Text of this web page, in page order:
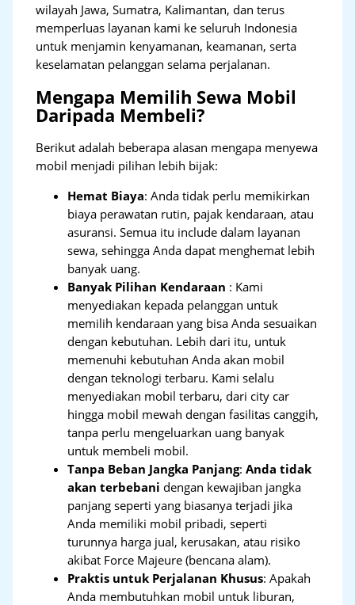
wilayah Jawa, Sumatra, Kalimantan, dan terus
memperluas layanan kami ke seluruh Indonesia
untuk menjamin kenyamanan, keamanan, serta
keselamatan pelanggan selama perjalanan.
Mengapa Memilih Sewa Mobil
Daripada Membeli?
Berikut adalah beberapa alasan mengapa menyewa
mobil menjadi pilihan lebih bijak:
Hemat Biaya: Anda tidak perlu memikirkan
biaya perawatan rutin, pajak kendaraan, atau
asuransi. Semua itu include dalam layanan
sewa, sehingga Anda dapat menghemat lebih
banyak uang.
Banyak Pilihan Kendaraan : Kami
menyediakan kepada pelanggan untuk
memilih kendaraan yang bisa Anda sesuaikan
dengan kebutuhan. Lebih dari itu, untuk
memenuhi kebutuhan Anda akan mobil
dengan teknologi terbaru. Kami selalu
menyediakan mobil terbaru, dari city car
hingga mobil mewah dengan fasilitas canggih,
tanpa perlu mengeluarkan uang banyak
untuk membeli mobil.
Tanpa Beban Jangka Panjang:Anda tidak
akan terbebani dengan kewajiban jangka
panjang seperti yang biasanya terjadi jika
Anda memiliki mobil pribadi, seperti
turunnya harga jual, kerusakan, atau risiko
akibat Force Majeure (bencana alam).
Praktis untuk Perjalanan Khusus: Apakah
Anda membutuhkan mobil untuk liburan,